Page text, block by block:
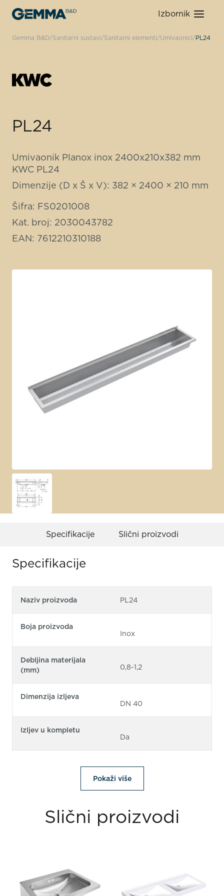
Izbornik
Gemma B&D Sanitarni sustavi Sanitarni elementi Umivaonici PL24
PL24
Umivaonik Planox inox 2400x210x382 mm
KWC PL24
Dimenzije (D x Š x V): 382 × 2400 × 210 mm
Šifra: FS0201008
Kat. broj: 2030043782
EAN: 7612210310188
Specifikacije Slični proizvodi
Specifikacije
Naziv proizvoda PL24
Boja proizvoda
Inox
Debljina materijala
(mm)
0,8-1,2
Dimenzija izljeva
DN 40
Izljev u kompletu
Da
Pokaži više
Slični proizvodi